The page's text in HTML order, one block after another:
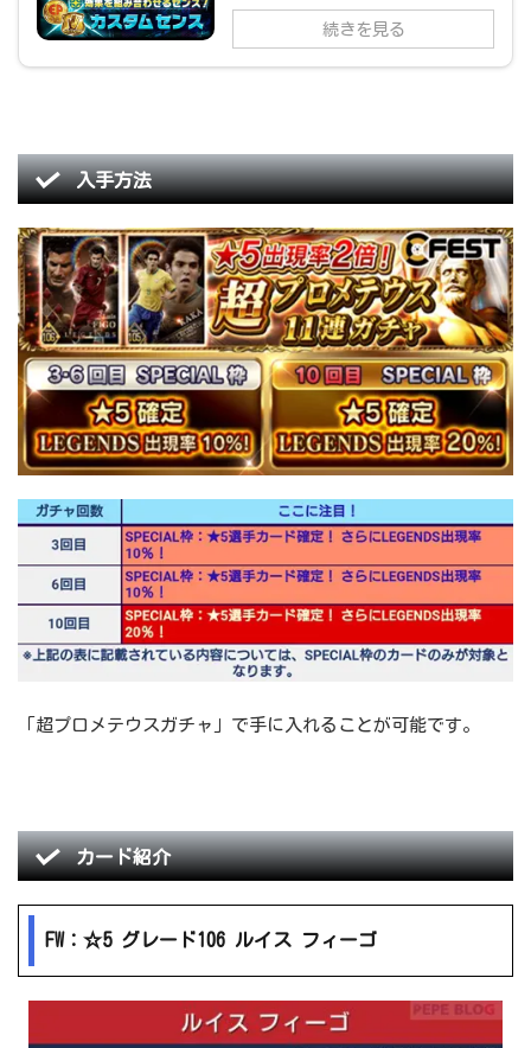
続きを見る
入手方法
「超プロメテウスガチャ」で手に入れることが可能です。
カード紹介
FW：☆5 グレード106 ルイス フィーゴ